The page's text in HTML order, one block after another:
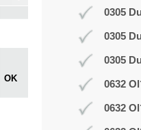
0305
0305
0305
0632
0632